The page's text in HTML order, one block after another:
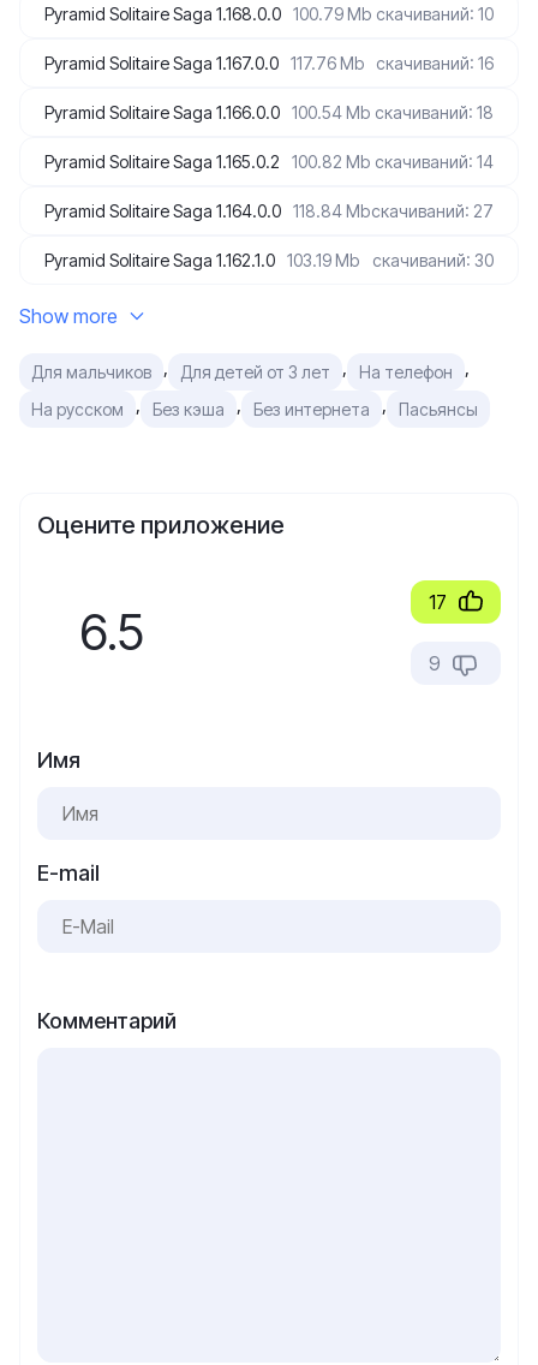
Pyramid Solitaire Saga 1.168.0.0 100.79 Mb скачиваний: 10
Pyramid Solitaire Saga 1.167.0.0 117.76 Mb скачиваний: 16
Pyramid Solitaire Saga 1.166.0.0 100.54 Mb скачиваний: 18
Pyramid Solitaire Saga 1.165.0.2 100.82 Mb скачиваний: 14
Pyramid Solitaire Saga 1.164.0.0 118.84 Mbскачиваний: 27
Pyramid Solitaire Saga 1.162.1.0 103.19 Mb скачиваний: 30
Show more
Для мальчиков , Для детей от 3 лет , На телефон ,
На русском , Без кэша , Без интернета , Пасьянсы
Оцените приложение
6.5 17
9
Имя
E-mail
Комментарий